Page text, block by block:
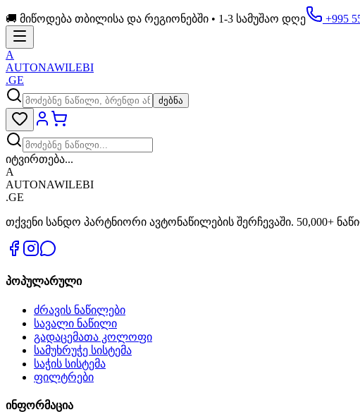
🚚 მიწოდება თბილისა და რეგიონებში • 1-3 სამუშაო დღე +995
A
AUTONAWILEBI
.GE
ძებნა
იტვირთება...
A
AUTONAWILEBI
.GE
თქვენი სანდო პარტნიორი ავტონაწილების შერჩევაში. 50,000+
პოპულარული
ძრავის ნაწილები
სავალი ნაწილი
გადაცემათა კოლოფი
სამუხრუჭე სისტემა
საჭის სისტემა
ფილტრები
ინფორმაცია